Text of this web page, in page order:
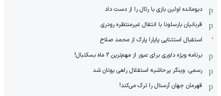
دیومانده اولین بازی با رئال را از دست داد
قربانیان بارسلونا با انتقال غیرمنتظره رودری
استقبال استثنایی پاپارا پارک از محمد صلاح
برنامه ویژه داوری برای عبور از مهم‌ترین 2 ماه بسکتبال!
رسمی: وینگر پرحاشیه استقلال راهی یونان شد
قهرمان جهان آرسنال را ترک می‌کند!